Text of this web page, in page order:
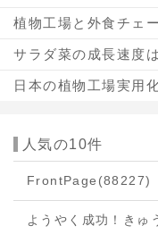
植物工場と外食チェ
サラダ菜の成長速度
日本の植物工場実用
人気の10件
FrontPage (88227)
ようやく成功！きゅ